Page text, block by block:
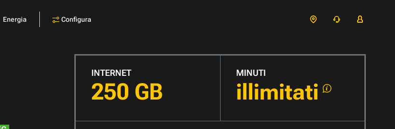
Energia Configura
INTERNET
250 GB
MINUTI
illimitati